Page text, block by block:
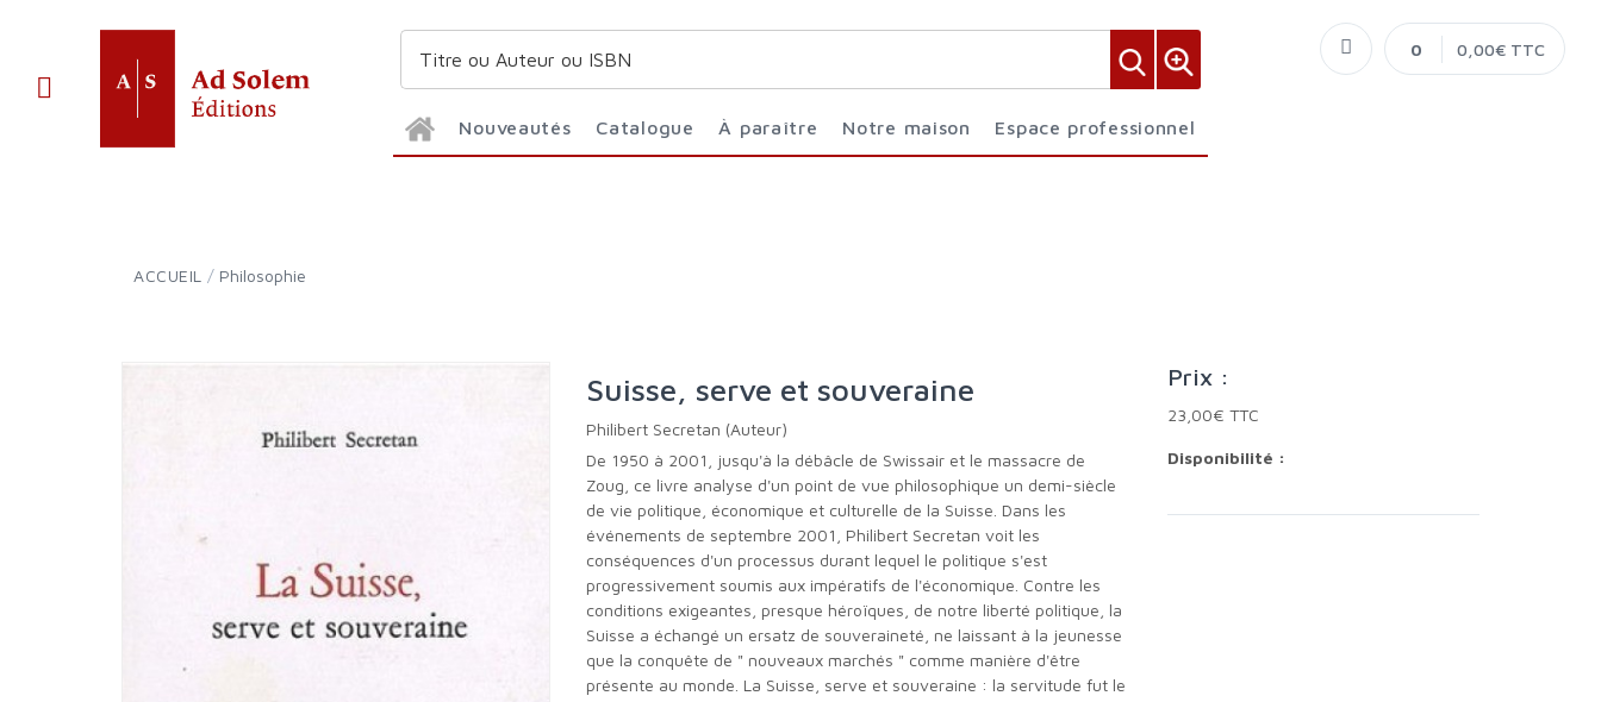
Nouveautés Catalogue À paraître Notre maison Espace professionnel
0 0,00€ TTC
ACCUEIL / Philosophie
Suisse, serve et souveraine
Philibert Secretan (Auteur)
De 1950 à 2001, jusqu'à la débâcle de Swissair et le massacre de
Zoug, ce livre analyse d'un point de vue philosophique un demi-siècle
de vie politique, économique et culturelle de la Suisse. Dans les
événements de septembre 2001, Philibert Secretan voit les
conséquences d'un processus durant lequel le politique s'est
progressivement soumis aux impératifs de l'économique. Contre les
conditions exigeantes, presque héroïques, de notre liberté politique, la
Suisse a échangé un ersatz de souveraineté, ne laissant à la jeunesse
que la conquête de " nouveaux marchés " comme manière d'être
présente au monde. La Suisse, serve et souveraine : la servitude fut le
Prix :
23,00€ TTC
Disponibilité :